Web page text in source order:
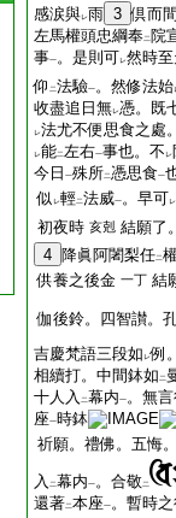
感涙與レ雨 3 倶而
左馬權頭忠綱奉二 院
事一。是則可レ然時
仰 二法驗一。然修法始
收盡追日無レ憑。既
レ法尤不便思食之處
レ能二左右一事也。不 レ
今日 一殊所二憑思食一
似 レ輕二法威一。早可レ
初夜時 亥剋 結願了
4 降眞阿闍梨任二
供養之後金 一丁 結
伽後鈴。四智讃。
吉慶梵語三段如 レ例
相續打。中間鉢如 二
十人入 二幕内一。無
座一時鉢
祈願。禮佛。五悔
入 二幕内一。合敬二
還著二本座一。暫時